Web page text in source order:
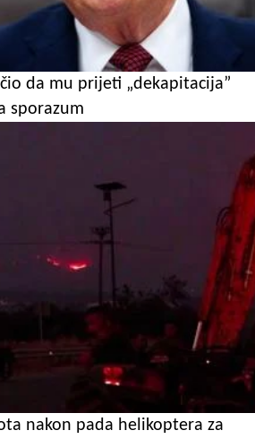
da mu prijeti „dekapitacija”
sporazum
nakon pada helikoptera za